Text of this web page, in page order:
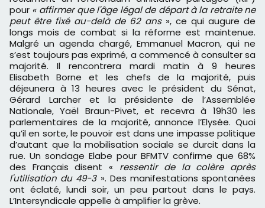
pour « affirmer que l'âge légal de départ à la retraite ne
peut être fixé au-delà de 62 ans», ce qui augure de
longs mois de combat si la réforme est maintenue.
Malgré un agenda chargé, Emmanuel Macron, qui ne
s’est toujours pas exprimé, a commencé à consulter sa
majorité. Il rencontrera mardi matin à 9 heures
Elisabeth Borne et les chefs de la majorité, puis
déjeunera à 13 heures avec le président du Sénat,
Gérard Larcher et la présidente de l’Assemblée
Nationale, Yaël Braun-Pivet, et recevra à 19h30 les
parlementaires de la majorité, annonce l’Elysée. Quoi
qu’il en sorte, le pouvoir est dans une impasse politique
d’autant que la mobilisation sociale se durcit dans la
rue. Un sondage Elabe pour BFMTV confirme que 68%
des Français disent « ressentir de la colère après
l'utilisation du 49-3». Des manifestations spontanées
ont éclaté, lundi soir, un peu partout dans le pays.
L’Intersyndicale appelle à amplifier la grève.